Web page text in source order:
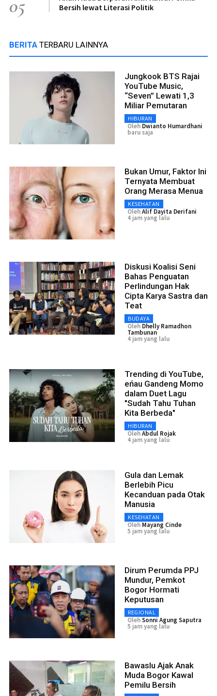
05
Bersih lewat Literasi Politik
BERITA TERBARU LAINNYA
Jungkook BTS Rajai
YouTube Music,
“Seven” Lewati 1,3
Miliar Pemutaran
HIBURAN
Oleh Dwianto Humardhani
baru saja
Bukan Umur, Faktor Ini
Ternyata Membuat
Orang Merasa Menua
KESEHATAN
OlehAlif Dayita Derifani
4 jam yang lalu
Diskusi Koalisi Seni
Bahas Penguatan
Perlindungan Hak
Cipta Karya Sastra dan
Teat
BUDAYA
Oleh Dhelly Ramadhon
Tambunan
4 jam yang lalu
Trending di YouTube,
eńau Gandeng Momo
dalam Duet Lagu
"Sudah Tahu Tuhan
Kita Berbeda"
HIBURAN
OlehAbdul Rojak
4 jam yang lalu
Gula dan Lemak
Berlebih Picu
Kecanduan pada Otak
Manusia
KESEHATAN
Oleh Mayang Cinde
5 jam yang lalu
Dirum Perumda PPJ
Mundur, Pemkot
Bogor Hormati
Keputusan
REGIONAL
OlehSonni Agung Saputra
5 jam yang lalu
Bawaslu Ajak Anak
Muda Bogor Kawal
Pemilu Bersih